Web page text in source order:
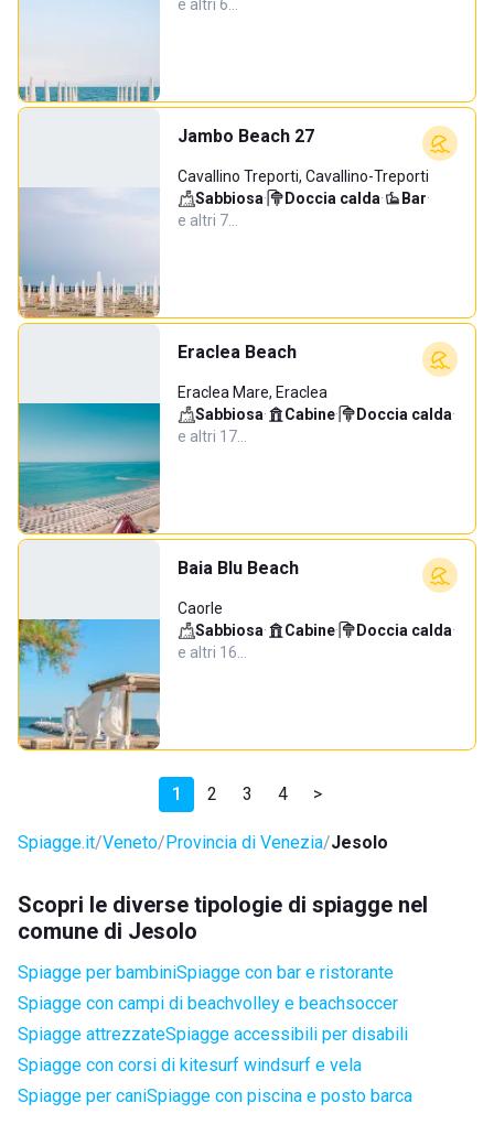
e altri 6…
Jambo Beach 27
Cavallino Treporti, Cavallino-Treporti
Sabbiosa· Doccia calda· Bar·
e altri 7…
Eraclea Beach
Eraclea Mare, Eraclea
Sabbiosa· Cabine· Doccia calda·
e altri 17…
Baia Blu Beach
Caorle
Sabbiosa· Cabine· Doccia calda·
e altri 16…
1 2 3 4 >
Spiagge.it Veneto Provincia di Venezia Jesolo
Scopri le diverse tipologie di spiagge nel
comune di Jesolo
Spiagge per bambiniSpiagge con bar e ristorante
Spiagge con campi di beachvolley e beachsoccer
Spiagge attrezzateSpiagge accessibili per disabili
Spiagge con corsi di kitesurf windsurf e vela
Spiagge per caniSpiagge con piscina e posto barca